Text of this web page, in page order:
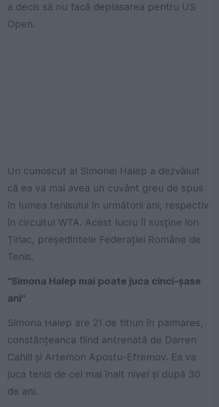
a decis să nu facă deplasarea pentru US
Open.
Un cunoscut al Simonei Halep a dezvăluit
că ea va mai avea un cuvânt greu de spus
în lumea tenisului în următorii ani, respectiv
în circuitul WTA. Acest lucru îl susține Ion
Țiriac, președintele Federației Române de
Tenis.
"Simona Halep mai poate juca cinci-șase
ani"
Simona Halep are 21 de titluri în palmares,
constănțeanca fiind antrenată de Darren
Cahill și Artemon Apostu-Efremov. Ea va
juca tenis de cel mai înalt nivel și după 30
de ani.